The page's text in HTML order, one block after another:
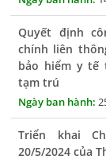
chính liên
bảo hiểm y tế
tạm trú
Triển khai
20/5/2024 của